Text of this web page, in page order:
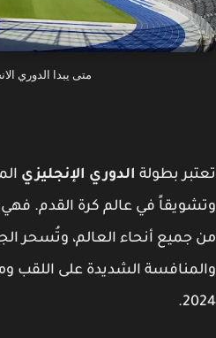
متى يبدا الدوري الانجليزي
بطولةالدوري الإنجليزي
في عالم كرة القدم. فهي
أنحاء العالم، وتُسحر